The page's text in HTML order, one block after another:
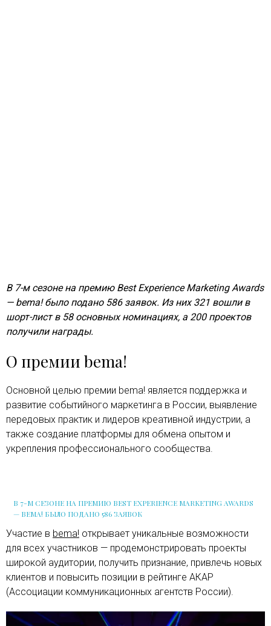
В 7-м сезоне на премию Best Experience Marketing Awards
— bema! было подано 586 заявок. Из них 321 вошли в
шорт-лист в 58 основных номинациях, а 200 проектов
получили награды.
О премии bema!
Основной целью премии bema! является поддержка и
развитие событийного маркетинга в России, выявление
передовых практик и лидеров креативной индустрии, а
также создание платформы для обмена опытом и
укрепления профессионального сообщества.
В 7-М СЕЗОНЕ НА ПРЕМИЮ BEST EXPERIENCE MARKETING AWARDS
— BEMA! БЫЛО ПОДАНО 586 ЗАЯВОК
Участие в bema! открывает уникальные возможности
для всех участников — продемонстрировать проекты
широкой аудитории, получить признание, привлечь новых
клиентов и повысить позиции в рейтинге АКАР
(Ассоциации коммуникационных агентств России).